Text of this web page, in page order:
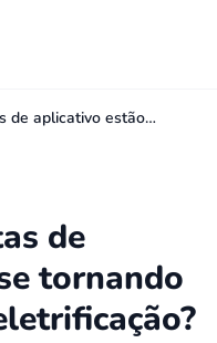
de aplicativo estão…
de
tornando